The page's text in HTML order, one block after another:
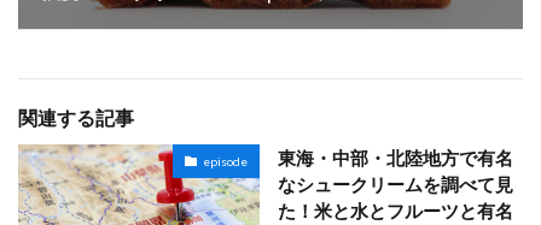
関連する記事
episode
東海・中部・北陸地方で有名
なシュークリームを調べて見
た！米と水とフルーツと有名